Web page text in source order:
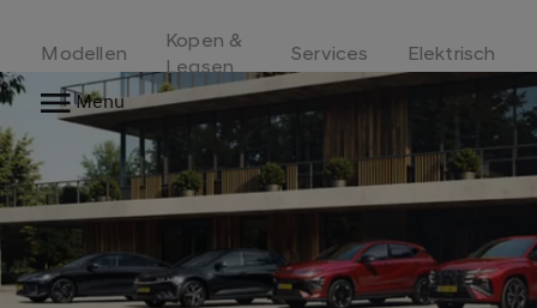
Modellen
Kopen &
Leasen
Services
Elektrisch
Menu